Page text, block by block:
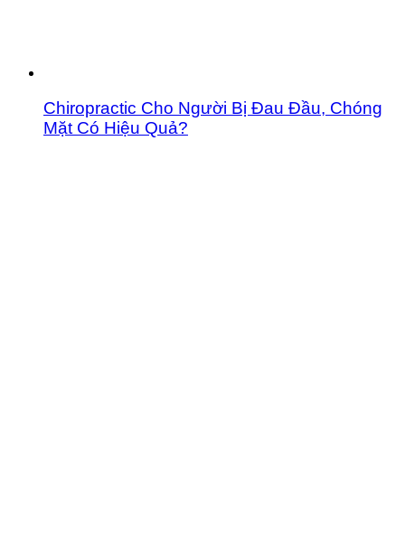
Chiropractic Cho Người Bị Đau Đầu, Chóng
Mặt Có Hiệu Quả?